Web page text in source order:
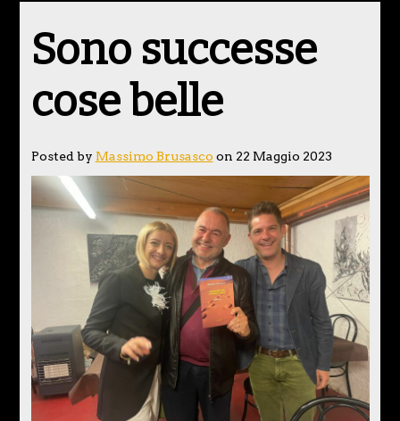
Sono successe
cose belle
Posted by Massimo Brusasco on 22 Maggio 2023